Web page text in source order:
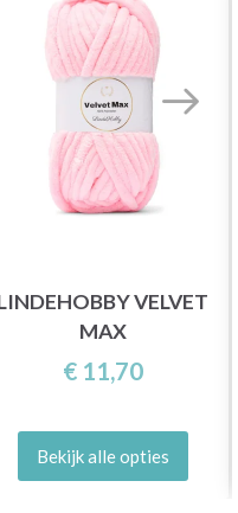
VELVET
MAX
€ 11,70
Bekijk alle opties